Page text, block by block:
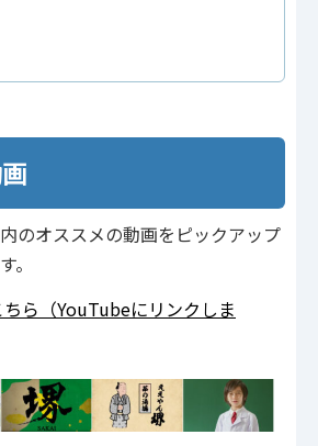
のオススメの動画をピックアップ
。
ら（YouTubeにリンクしま